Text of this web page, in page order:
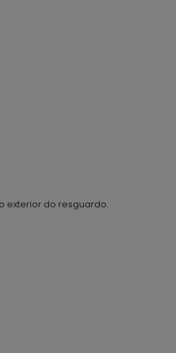
exterior do resguardo.